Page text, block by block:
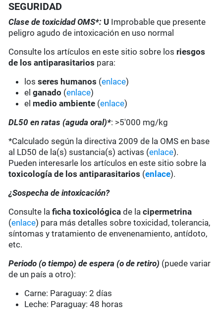
SEGURIDAD
Clase de toxicidad OMS*: U Improbable que presente
peligro agudo de intoxicación en uso normal
Consulte los artículos en este sitio sobre los riesgos
de los antiparasitarios para:
losseres humanos (enlace)
elganado (enlace)
el medio ambiente (enlace)
DL50 en ratas (aguda oral)*: >5'000 mg/kg
*Calculado según la directiva 2009 de la OMS en base
al LD50 de la(s) sustancia(s) activas (enlace).
Pueden interesarle los artículos en este sitio sobre la
toxicología de los antiparasitarios (enlace).
¿Sospecha de intoxicación?
Consulte laficha toxicológica de lacipermetrina
(enlace) para más detalles sobre toxicidad, tolerancia,
síntomas y tratamiento de envenenamiento, antídoto,
etc.
Periodo (o tiempo) de espera (o de retiro) (puede variar
de un país a otro):
Carne: Paraguay: 2 días
Leche: Paraguay: 48 horas